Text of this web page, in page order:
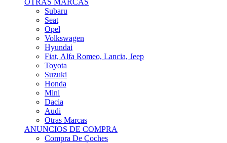
OTRAS MARCAS
Subaru
Seat
Opel
Volkswagen
Hyundai
Fiat, Alfa Romeo, Lancia, Jeep
Toyota
Suzuki
Honda
Mini
Dacia
Audi
Otras Marcas
ANUNCIOS DE COMPRA
Compra De Coches